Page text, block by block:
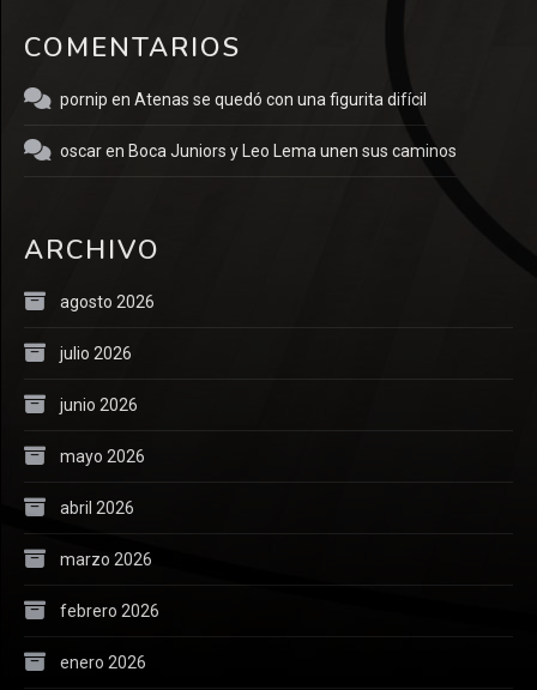
COMENTARIOS
pornip en Atenas se quedó con una figurita difícil
oscaren Boca Juniors y Leo Lema unen sus caminos
ARCHIVO
agosto 2026
julio 2026
junio 2026
mayo 2026
abril 2026
marzo 2026
febrero 2026
enero 2026